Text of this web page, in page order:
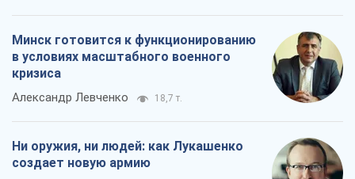
Минск готовится к функционированию
в условиях масштабного военного
кризиса
Александр Левченко 18,7 т.
Ни оружия, ни людей: как Лукашенко
создает новую армию